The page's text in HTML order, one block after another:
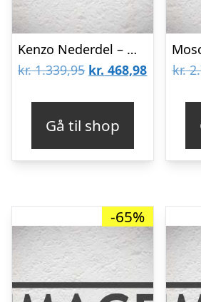
Kenzo Nederdel – Mint Green m. Blomster/Hulmønster
kr.1.339,95 Den
var:
kr. 1.339,95.
kr. 468,98Den
kr.
Gå til shop
kr.
-65%